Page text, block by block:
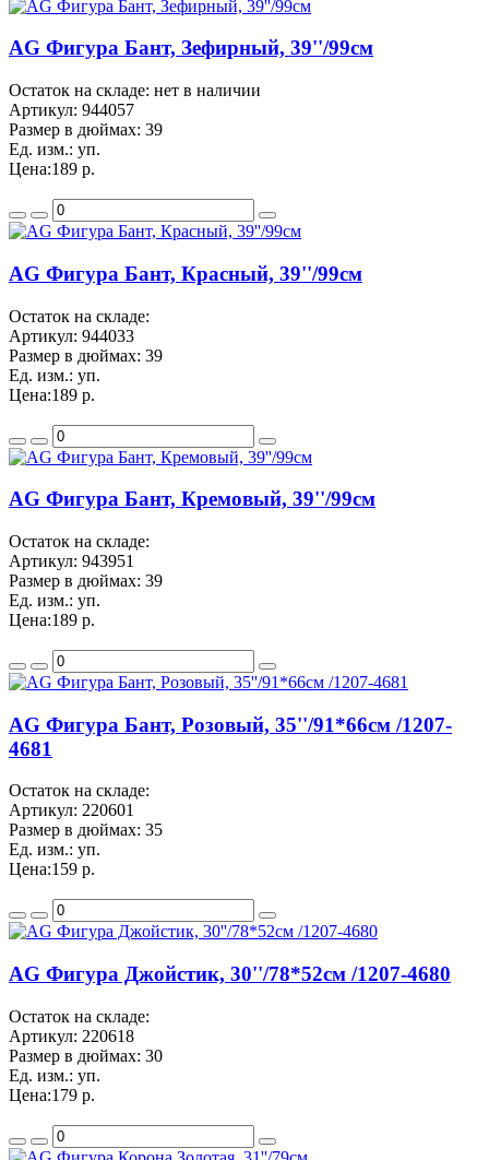
AG Фигура Бант, Зефирный, 39''/99см
Остаток на складе: нет в наличии
Артикул: 944057
Размер в дюймах: 39
Ед. изм.: уп.
Цена:189 р.
AG Фигура Бант, Красный, 39''/99см
Остаток на складе:
Артикул: 944033
Размер в дюймах: 39
Ед. изм.: уп.
Цена:189 р.
AG Фигура Бант, Кремовый, 39''/99см
Остаток на складе:
Артикул: 943951
Размер в дюймах: 39
Ед. изм.: уп.
Цена:189 р.
AG Фигура Бант, Розовый, 35''/91*66см /1207-
4681
Остаток на складе:
Артикул: 220601
Размер в дюймах: 35
Ед. изм.: уп.
Цена:159 р.
AG Фигура Джойстик, 30''/78*52см /1207-4680
Остаток на складе:
Артикул: 220618
Размер в дюймах: 30
Ед. изм.: уп.
Цена:179 р.